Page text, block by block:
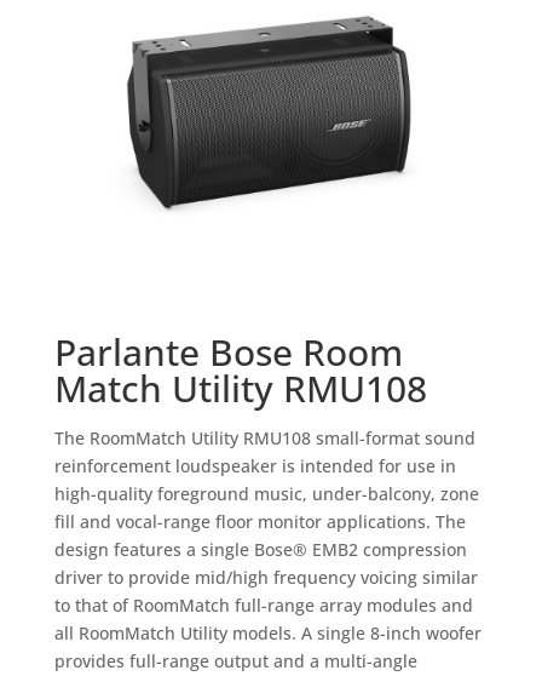
Parlante Bose Room
Match Utility RMU108
The RoomMatch Utility RMU108 small-format sound
reinforcement loudspeaker is intended for use in
high-quality foreground music, under-balcony, zone
fill and vocal-range floor monitor applications. The
design features a single Bose® EMB2 compression
driver to provide mid/high frequency voicing similar
to that of RoomMatch full-range array modules and
all RoomMatch Utility models. A single 8-inch woofer
provides full-range output and a multi-angle